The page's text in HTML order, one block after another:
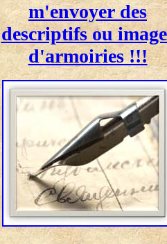
m'envoyer des
descriptifs ou
d'armoiries !!!